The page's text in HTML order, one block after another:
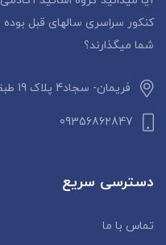
کنکور سراسری سالهای قبل
شما میگذارند؟
فریمان- سجاد4 پلاک 19 طبقه سوم
09356862847
دسترسی سریع
تماس با ما